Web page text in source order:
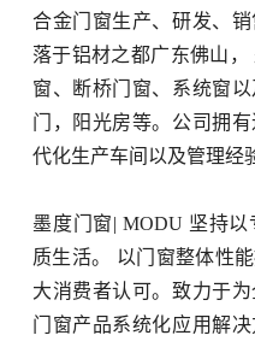
合金门窗生产、研发、
落于铝材之都广东佛山，
窗、断桥门窗、系统窗
门，阳光房等。公司拥
代化生产车间以及管理经
墨度门窗| MODU 坚持
质生活。 以门窗整体性
大消费者认可。致力于
门窗产品系统化应用解